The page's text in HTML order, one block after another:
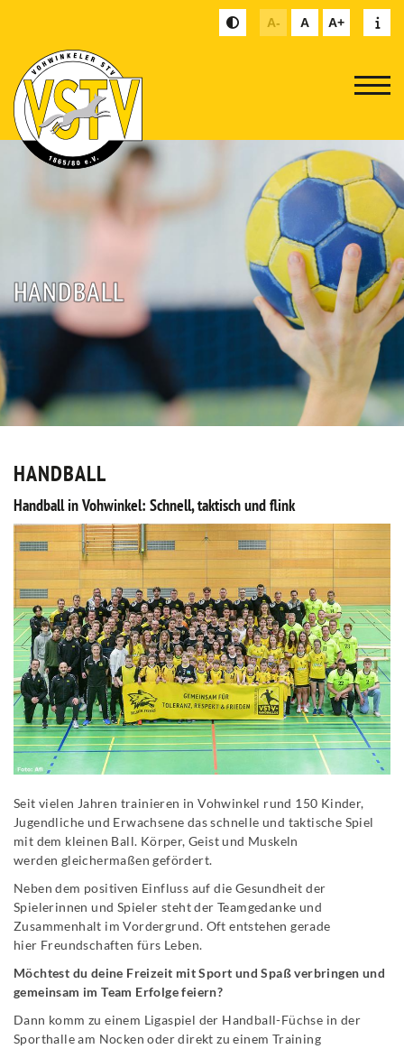
A- A A+
HANDBALL
HANDBALL
Handball in Vohwinkel: Schnell, taktisch und flink
Seit vielen Jahren trainieren in Vohwinkel rund 150 Kinder,
Jugendliche und Erwachsene das schnelle und taktische Spiel
mit dem kleinen Ball. Körper, Geist und Muskeln
werden gleichermaßen gefördert.
Neben dem positiven Einfluss auf die Gesundheit der
Spielerinnen und Spieler steht der Teamgedanke und
Zusammenhalt im Vordergrund. Oft entstehen gerade
hier Freundschaften fürs Leben.
Möchtest du deine Freizeit mit Sport und Spaß verbringen und
gemeinsam im Team Erfolge feiern?
Dann komm zu einem Ligaspiel der Handball-Füchse in der
Sporthalle am Nocken oder direkt zu einem Training